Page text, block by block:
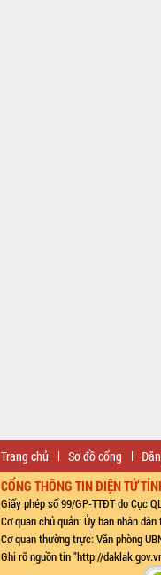
Trang chủ Sơ đồ cổng
CỔNG THÔNG TIN ĐIỆN TỬ
Giấy phép số 99/GP-TTĐT do Cục
Cơ quan chủ quản: Ủy ban nhân
Cơ quan thường trực: Văn phòng
Ghi rõ nguồn tin "http://